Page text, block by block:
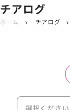
チアログ
ホーム chevron_right チアログ chevron_right